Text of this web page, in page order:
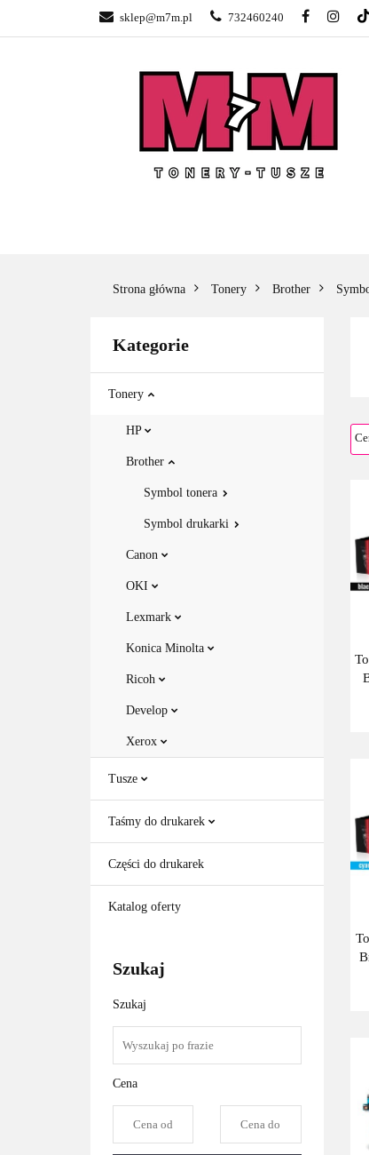
sklep@m7m.pl 732460240SKLEP
BLOG
Strona główna Tonery Brother
Kategorie
Tonery
HP
Brother
Symbol tonera
Symbol drukarki
Canon
OKI
Lexmark
Konica Minolta
Ricoh
Develop
Xerox
Tusze
Taśmy do drukarek
Części do drukarek
Katalog oferty
Szukaj
Szukaj
Cena